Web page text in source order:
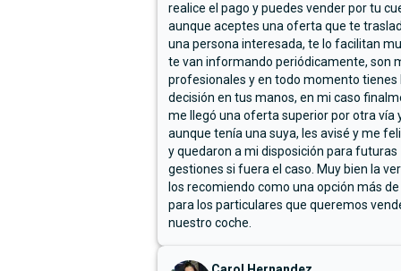
realice el pago y puedes vender por tu
aunque aceptes una oferta que te
una persona interesada, te lo facilitan
te van informando periódicamente, son
profesionales y en todo momento tienes
decisión en tus manos, en mi caso
me llegó una oferta superior por otra vía
aunque tenía una suya, les avisé y me
y quedaron a mi disposición para futuras
gestiones si fuera el caso. Muy bien la
los recomiendo como una opción más
para los particulares que queremos
nuestro coche.